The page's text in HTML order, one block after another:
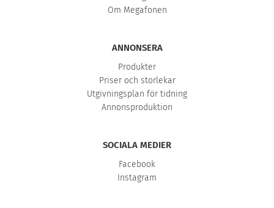
Om Megafonen
ANNONSERA
Produkter
Priser och storlekar
Utgivningsplan för tidning
Annonsproduktion
SOCIALA MEDIER
Facebook
Instagram